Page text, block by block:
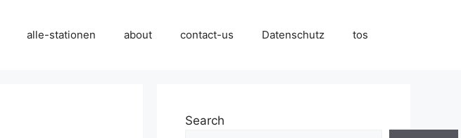
alle-stationen about contact-us Datenschutz tos
Search